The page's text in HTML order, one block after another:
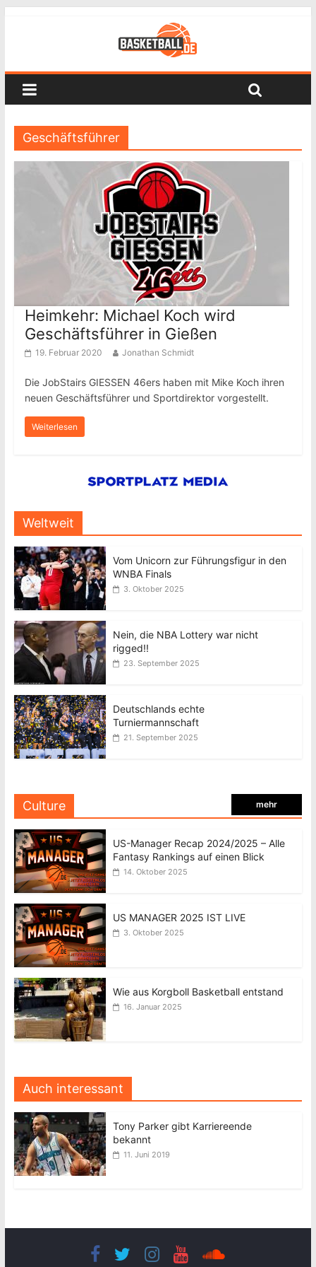
Geschäftsführer
Heimkehr: Michael Koch wird
Geschäftsführer in Gießen
19. Februar 2020 Jonathan Schmidt
Die JobStairs GIESSEN 46ers haben mit Mike Koch ihren
neuen Geschäftsführer und Sportdirektor vorgestellt.
Weiterlesen
Weltweit
Vom Unicorn zur Führungsfigur in den
WNBA Finals
3. Oktober 2025
Nein, die NBA Lottery war nicht
rigged!!
23. September 2025
Deutschlands echte
Turniermannschaft
21. September 2025
Culture mehr
US-Manager Recap 2024/2025 – Alle
Fantasy Rankings auf einen Blick
14. Oktober 2025
US MANAGER 2025 IST LIVE
3. Oktober 2025
Wie aus Korgboll Basketball entstand
16. Januar 2025
Auch interessant
Tony Parker gibt Karriereende
bekannt
11. Juni 2019